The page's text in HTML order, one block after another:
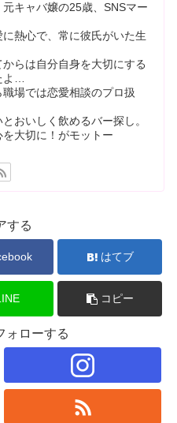
キャバ嬢の25歳、SNSマー
熱心で、常に彼氏がいた生
らは自分自身を大切にする
よ…
場では恋愛相談のプロ扱
おいしく飲めるバー探し。
を大切に！がモットー
する
はてブ
コピー
ォローする